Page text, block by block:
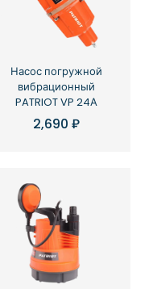
Насос погружной
вибрационный
PATRIOT VP 24А
2,690₽